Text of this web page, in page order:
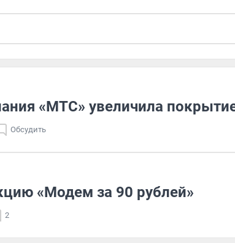
«МТС» увеличила
Обсудить
«Модем за 90 рублей»
2